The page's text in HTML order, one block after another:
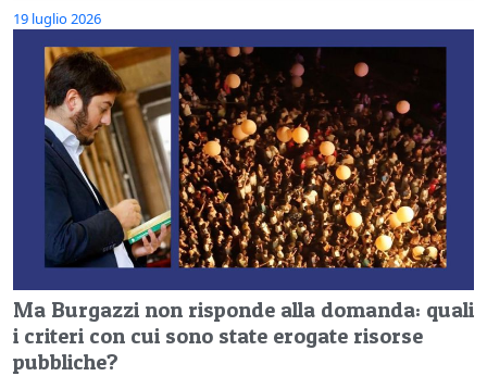
19 luglio 2026
Ma Burgazzi non risponde alla domanda: quali
i criteri con cui sono state erogate risorse
pubbliche?